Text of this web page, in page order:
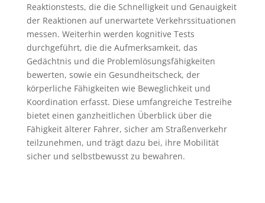
Reaktionstests, die die Schnelligkeit und Genauigkeit
der Reaktionen auf unerwartete Verkehrssituationen
messen. Weiterhin werden kognitive Tests
durchgeführt, die die Aufmerksamkeit, das
Gedächtnis und die Problemlösungsfähigkeiten
bewerten, sowie ein Gesundheitscheck, der
körperliche Fähigkeiten wie Beweglichkeit und
Koordination erfasst. Diese umfangreiche Testreihe
bietet einen ganzheitlichen Überblick über die
Fähigkeit älterer Fahrer, sicher am Straßenverkehr
teilzunehmen, und trägt dazu bei, ihre Mobilität
sicher und selbstbewusst zu bewahren.